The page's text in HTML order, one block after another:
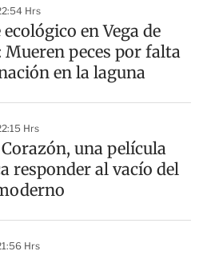
Hrs
en Vega de
peces por falta
en la laguna
Hrs
una película
responder al vacío del
Hrs